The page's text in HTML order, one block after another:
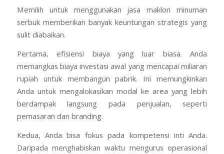
Memilih untuk menggunakan jasa maklon minuman
serbuk memberikan banyak keuntungan strategis yang
sulit diabaikan.
Pertama, efisiensi biaya yang luar biasa. Anda
memangkas biaya investasi awal yang mencapai miliaran
rupiah untuk membangun pabrik. Ini memungkinkan
Anda untuk mengalokasikan modal ke area yang lebih
berdampak langsung pada penjualan, seperti
pemasaran dan branding.
Kedua, Anda bisa fokus pada kompetensi inti Anda.
Daripada menghabiskan waktu mengurus operasional